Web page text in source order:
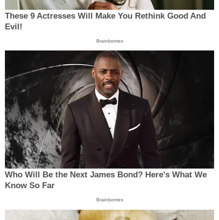
These 9 Actresses Will Make You Rethink Good And
Evil!
Brainberries
Who Will Be the Next James Bond? Here's What We
Know So Far
Brainberries